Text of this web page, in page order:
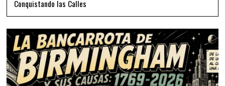
Conquistando las Calles